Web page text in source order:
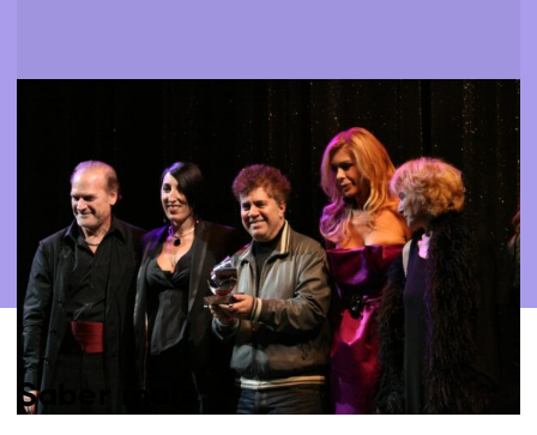
Convidados
Personalidades do mundo do cinema presentes
Mais informação
Saber mais